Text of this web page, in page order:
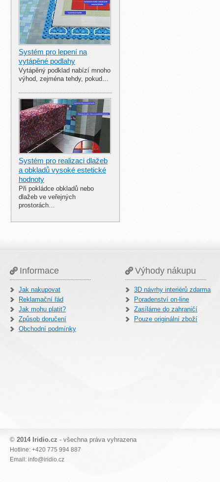
Systém pro lepení na
vytápěné podlahy
Vytápěný podklad nabízí mnoho
výhod, zejména tehdy, pokud…
Systém pro realizaci dlažeb
a obkladů vysoké estetické
hodnoty
Při pokládce obkladů nebo
dlažeb ve veřejných
prostorách…
Informace
Jak nakupovat
Reklamační řád
Jak mohu platit?
Způsob doručení
Obchodní podmínky
Výhody nákupu
3D návrhy interiérů zdarma
Poradenství on-line
Zasíláme do zahraničí
Pouze originální zboží
© 2014 Iridio.cz - všechna práva vyhrazena
Hotline: +420 775 994 887
Email: info@iridio.cz